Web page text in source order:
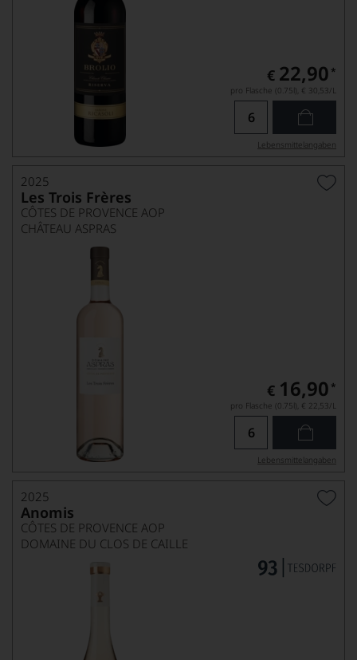
€ 22,90 *
pro Flasche (0.75l), € 30,53/L
Lebensmittel­angaben
2025
Les Trois Frères
CÔTES DE PROVENCE AOP
CHÂTEAU ASPRAS
€ 16,90 *
pro Flasche (0.75l), € 22,53/L
Lebensmittel­angaben
2025
Anomis
CÔTES DE PROVENCE AOP
DOMAINE DU CLOS DE CAILLE